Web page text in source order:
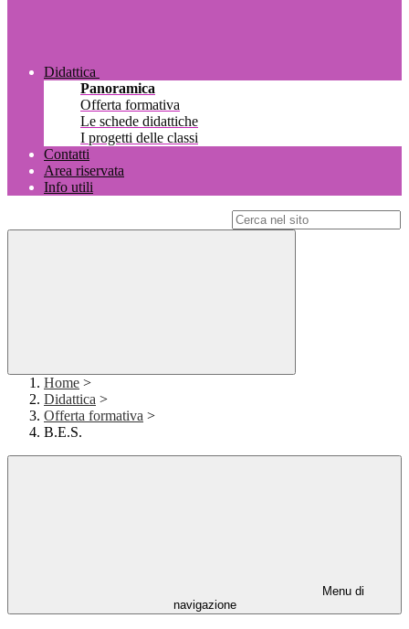
Didattica
Panoramica
Offerta formativa
Le schede didattiche
I progetti delle classi
Contatti
Area riservata
Info utili
Home >
Didattica >
Offerta formativa >
B.E.S.
Menu di
navigazione